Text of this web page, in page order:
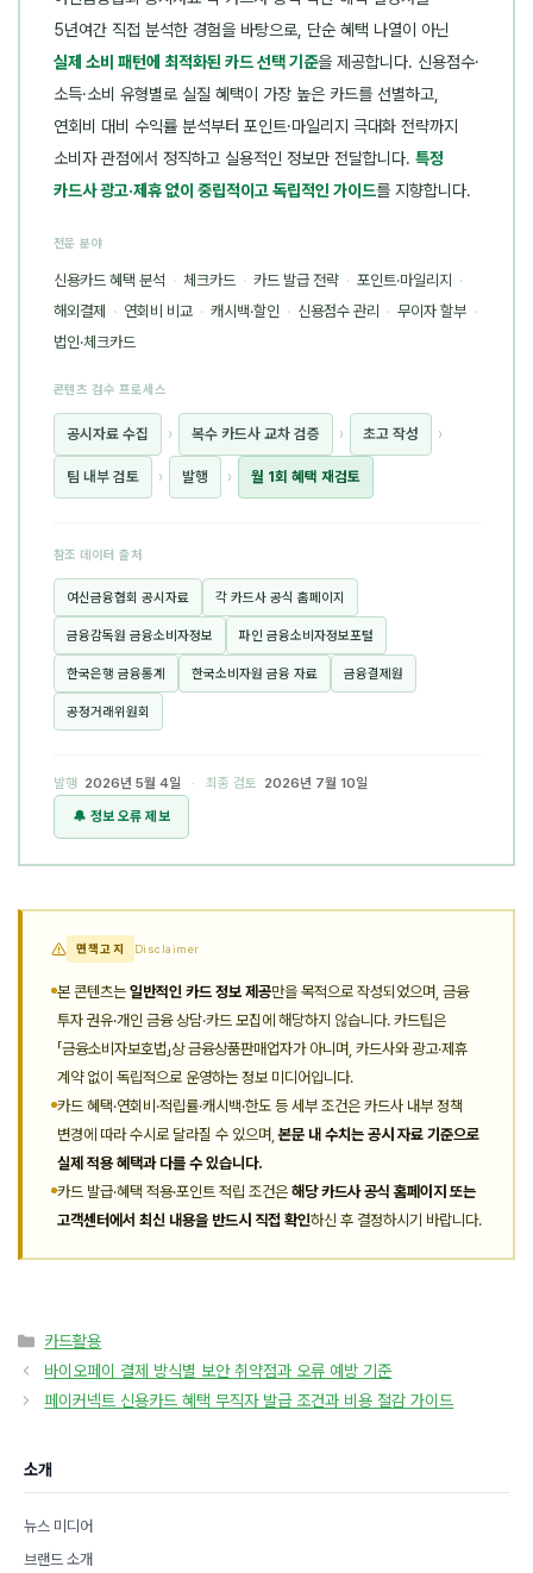
5년여간 직접 분석한 경험을 바탕으로, 단순 혜택 나열이 아닌
실제 소비 패턴에 최적화된 카드 선택 기준을 제공합니다. 신용점수·
소득·소비 유형별로 실질 혜택이 가장 높은 카드를 선별하고,
연회비 대비 수익률 분석부터 포인트·마일리지 극대화 전략까지
소비자 관점에서 정직하고 실용적인 정보만 전달합니다. 특정
카드사 광고·제휴 없이 중립적이고 독립적인 가이드를 지향합니다.
전문 분야
신용카드 혜택 분석 · 체크카드 · 카드 발급 전략 · 포인트·마일리지 ·
해외결제 · 연회비 비교 · 캐시백·할인 · 신용점수 관리 · 무이자 할부 ·
법인·체크카드
콘텐츠 검수 프로세스
공시자료 수집 › 복수 카드사 교차 검증 › 초고 작성 ›
팀 내부 검토 › 발행 › 월 1회 혜택 재검토
참조 데이터 출처
여신금융협회 공시자료 각 카드사 공식 홈페이지
금융감독원 금융소비자정보 파인 금융소비자정보포털
한국은행 금융통계 한국소비자원 금융 자료 금융결제원
공정거래위원회
발행 2026년 5월 4일 · 최종 검토
2026년 7월 10일
🔔 정보 오류 제보
면책고지 Disclaimer
본 콘텐츠는 일반적인 카드 정보 제공만을 목적으로 작성되었으며, 금융
투자 권유·개인 금융 상담·카드 모집에 해당하지 않습니다. 카드팁은
「금융소비자보호법」상 금융상품판매업자가 아니며, 카드사와 광고·제휴
계약 없이 독립적으로 운영하는 정보 미디어입니다.
카드 혜택·연회비·적립률·캐시백·한도 등 세부 조건은 카드사 내부 정책
변경에 따라 수시로 달라질 수 있으며,본문 내 수치는 공시 자료 기준으로
실제 적용 혜택과 다를 수 있습니다.
카드 발급·혜택 적용·포인트 적립 조건은 해당 카드사 공식 홈페이지 또는
고객센터에서 최신 내용을 반드시 직접 확인하신 후 결정하시기 바랍니다.
카
테
리
카드활용
바이오페이 결제 방식별 보안 취약점과 오류 예방 기준
페이커넥트 신용카드 혜택 무직자 발급 조건과 비용 절감 가이드
소개
뉴스 미디어
브랜드 소개